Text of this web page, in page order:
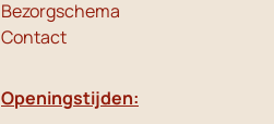
Bezorgschema
Contact
Openingstijden: